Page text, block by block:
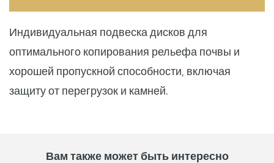
Индивидуальная подвеска дисков для
оптимального копирования рельефа почвы и
хорошей пропускной способности, включая
защиту от перегрузок и камней.
Вам также может быть интересно